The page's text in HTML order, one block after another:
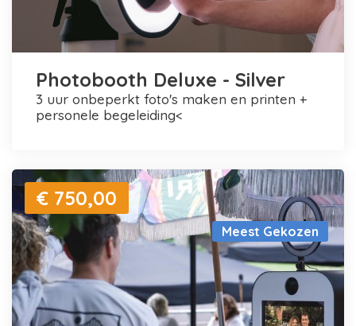
Photobooth Deluxe - Silver
3 uur onbeperkt foto's maken en printen +
personele begeleiding<
Meest Gekozen
€ 750,00